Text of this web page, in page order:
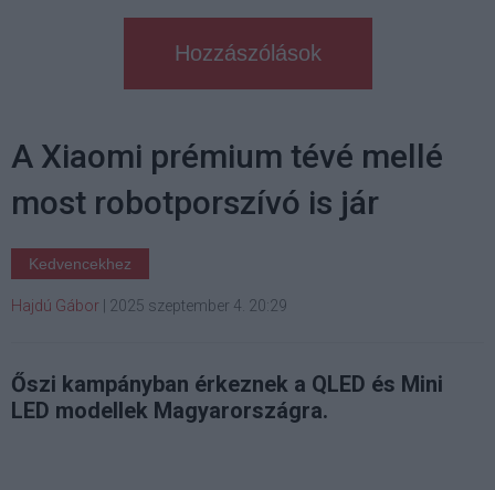
Hozzászólások
A Xiaomi prémium tévé mellé
most robotporszívó is jár
Kedvencekhez
Hajdú Gábor 2025 szeptember 4. 20:29
Őszi kampányban érkeznek a QLED és Mini
LED modellek Magyarországra.